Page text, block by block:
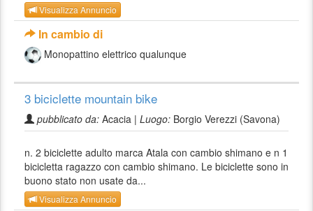
Visualizza Annuncio
In cambio di
Monopattino elettrico qualunque
3 biciclette mountain bike
pubblicato da: Acacia | Luogo: Borgio Verezzi (Savona)
n. 2 biciclette adulto marca Atala con cambio shimano e n 1
bicicletta ragazzo con cambio shimano. Le biciclette sono in
buono stato non usate da...
Visualizza Annuncio